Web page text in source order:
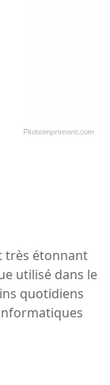
très étonnant
utilisé dans le
quotidiens